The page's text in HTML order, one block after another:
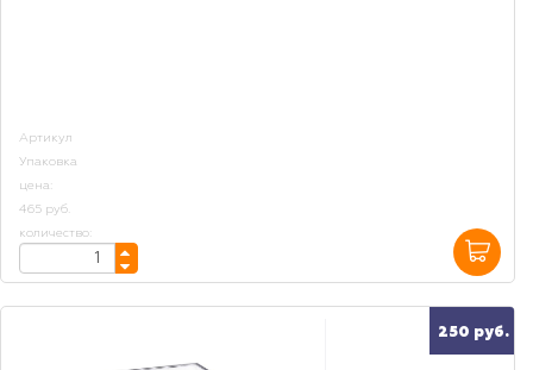
Артикул
Упаковка
цена:
465 руб.
количество:
250 руб.